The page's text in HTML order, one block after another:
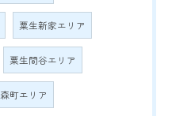
粟生新家エリア
粟生間谷エリア
森町エリア